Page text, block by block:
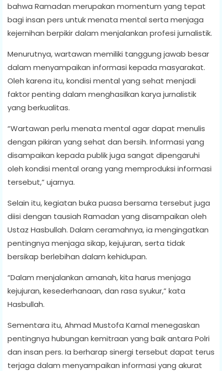
bahwa Ramadan merupakan momentum yang tepat
bagi insan pers untuk menata mental serta menjaga
kejernihan berpikir dalam menjalankan profesi jurnalistik.
Menurutnya, wartawan memiliki tanggung jawab besar
dalam menyampaikan informasi kepada masyarakat.
Oleh karena itu, kondisi mental yang sehat menjadi
faktor penting dalam menghasilkan karya jurnalistik
yang berkualitas.
“Wartawan perlu menata mental agar dapat menulis
dengan pikiran yang sehat dan bersih. Informasi yang
disampaikan kepada publik juga sangat dipengaruhi
oleh kondisi mental orang yang memproduksi informasi
tersebut,” ujarnya.
Selain itu, kegiatan buka puasa bersama tersebut juga
diisi dengan tausiah Ramadan yang disampaikan oleh
Ustaz Hasbullah. Dalam ceramahnya, ia mengingatkan
pentingnya menjaga sikap, kejujuran, serta tidak
bersikap berlebihan dalam kehidupan.
“Dalam menjalankan amanah, kita harus menjaga
kejujuran, kesederhanaan, dan rasa syukur,” kata
Hasbullah.
Sementara itu, Ahmad Mustofa Kamal menegaskan
pentingnya hubungan kemitraan yang baik antara Polri
dan insan pers. Ia berharap sinergi tersebut dapat terus
terjaga dalam menyampaikan informasi yang akurat